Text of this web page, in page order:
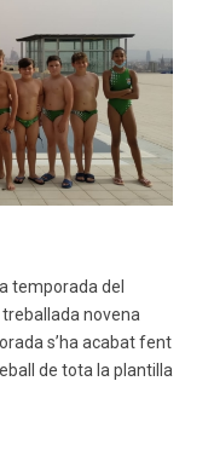
temporada del
novena
s’ha acabat fent
de tota la plantilla